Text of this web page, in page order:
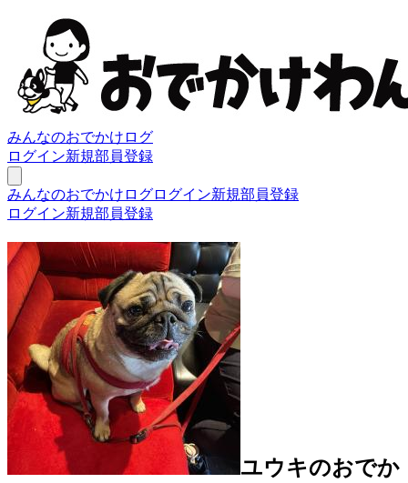
みんなのおでかけログ
ログイン新規部員登録
みんなのおでかけログログイン新規部員登録
ログイン新規部員登録
ユウキのおでか